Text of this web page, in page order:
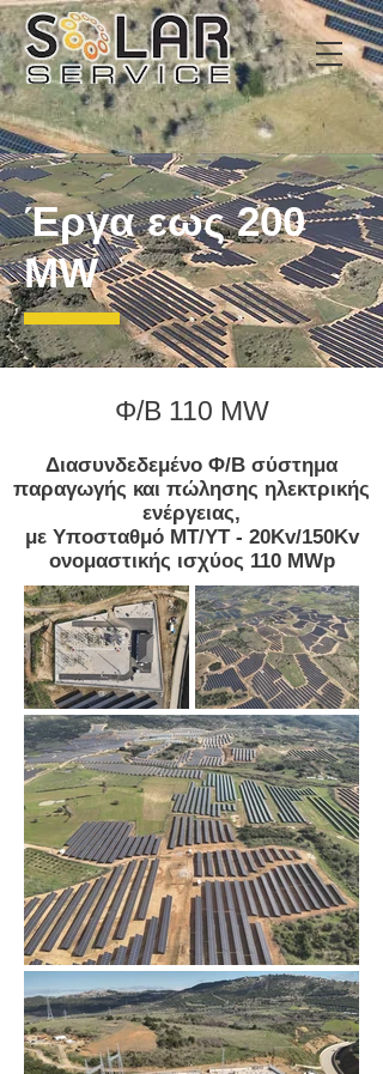
Έργα εως 200
MW
Φ/Β 110 MW
Διασυνδεδεμένο Φ/Β σύστημα
παραγωγής και πώλησης ηλεκτρικής
ενέργειας,
με Υποσταθμό ΜΤ/ΥΤ - 20Kv/150Kv
ονομαστικής ισχύος 110 ΜWp